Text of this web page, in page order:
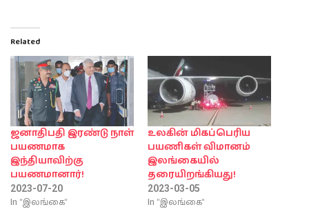
Related
ஜனாதிபதி இரண்டு நாள்
பயணமாக
இந்தியாவிற்கு
பயணமானார்!
2023-07-20
In "இலங்கை"
உலகின் மிகப்பெரிய
பயணிகள் விமானம்
இலங்கையில்
தரையிறங்கியது!
2023-03-05
In "இலங்கை"